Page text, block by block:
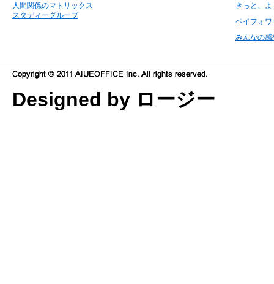
人間関係のマトリックス
スタディーグループ
きっと、
ペイフォワ
みんなの感
Designed by ロージー